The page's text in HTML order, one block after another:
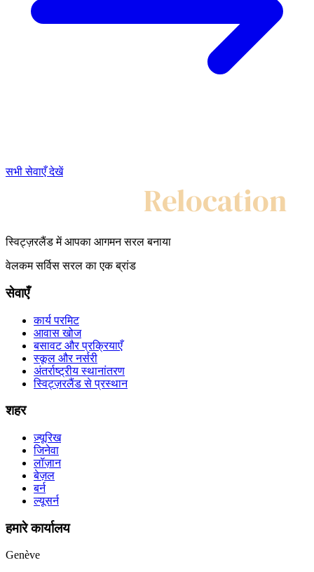
सभी सेवाएँ देखें
Relocation
स्विट्ज़रलैंड में आपका आगमन सरल बनाया
वेलकम सर्विस सरल का एक ब्रांड
सेवाएँ
कार्य परमिट
आवास खोज
बसावट और प्रक्रियाएँ
स्कूल और नर्सरी
अंतर्राष्ट्रीय स्थानांतरण
स्विट्ज़रलैंड से प्रस्थान
शहर
ज़्यूरिख
जिनेवा
लॉज़ान
बेज़ल
बर्न
ल्यूसर्न
हमारे कार्यालय
Genève